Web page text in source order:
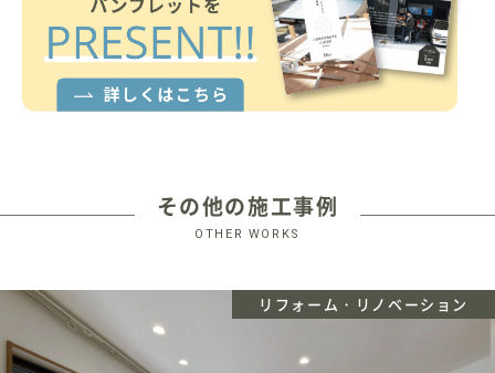
その他の施工事例
OTHER WORKS
リフォーム・リノベーション